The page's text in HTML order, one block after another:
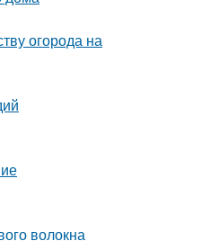
огорода на
волокна